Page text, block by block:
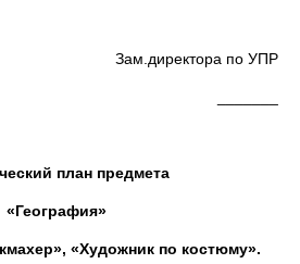
Зам.директора по УПР
план предмета
«География»
«Художник по костюму».